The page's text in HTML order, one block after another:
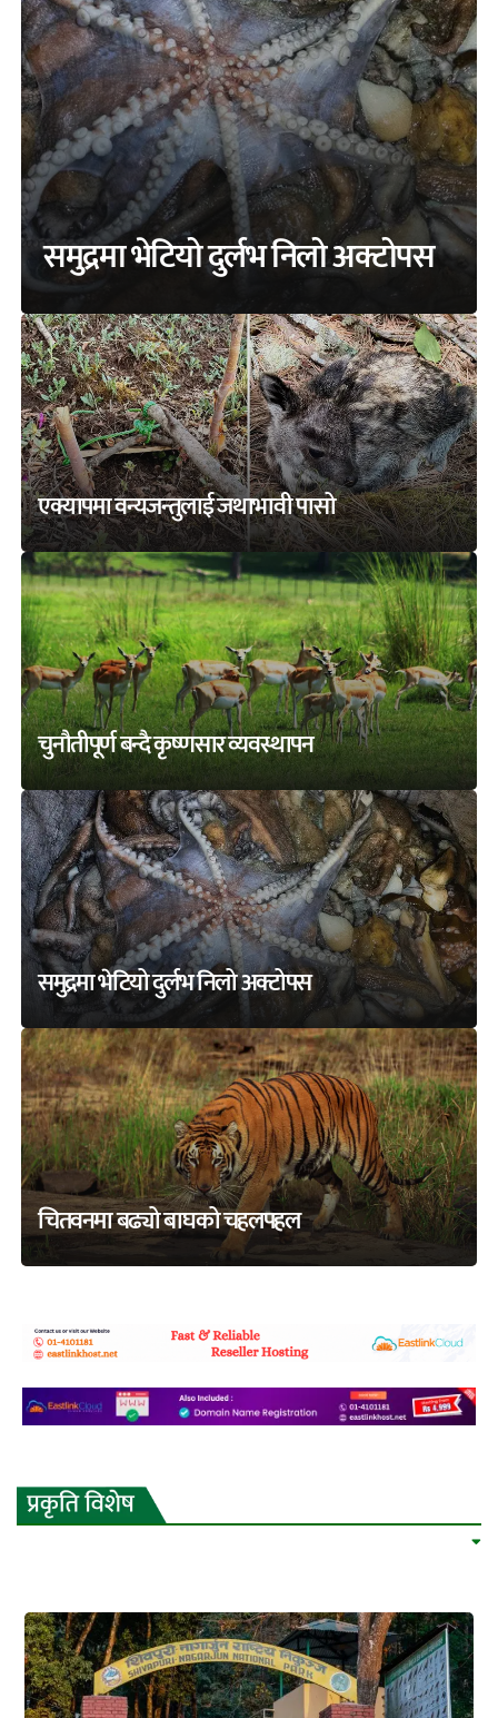
समुद्रमा भेटियो दुर्लभ निलो अक्टोपस
एक्यापमा वन्यजन्तुलाई जथाभावी पासो
चुनौतीपूर्ण बन्दै कृष्णसार व्यवस्थापन
समुद्रमा भेटियो दुर्लभ निलो अक्टोपस
चितवनमा बढ्यो बाघको चहलपहल